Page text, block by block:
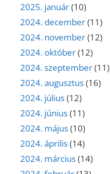
2025. január(10)
2024. december(11)
2024. november(12)
2024. október(12)
2024. szeptember(11)
2024. augusztus(16)
2024. július(12)
2024. június(11)
2024. május(10)
2024. április(14)
2024. március(14)